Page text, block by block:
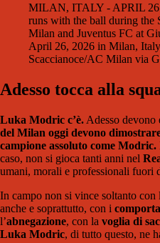
MILAN, ITALY - APRIL
runs with the ball during the
Milan and Juventus FC at
April 26, 2026 in Milan,
Scaccianoce/AC Milan via
Adesso tocca alla
Luka Modric c’è. Adesso devono
del Milan oggi devono
campione assoluto come Modric.
caso, non si gioca tanti anni nel
umani, morali e professionali fuori
In campo non si vince soltanto
anche e soprattutto, con i
l’abnegazione, con la voglia di
Luka Modric, di tutto questo, ne